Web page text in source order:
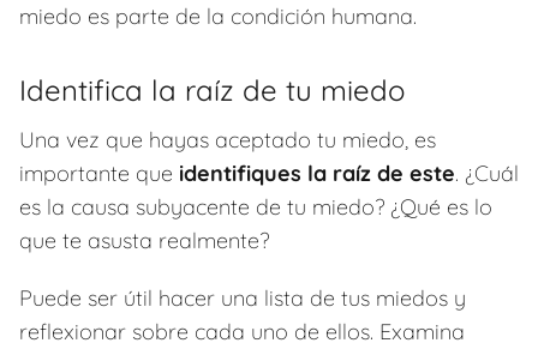
miedo es parte de la condición humana.
Identifica la raíz de tu miedo
Una vez que hayas aceptado tu miedo, es
importante que identifiques la raíz de este. ¿Cuál
es la causa subyacente de tu miedo? ¿Qué es lo
que te asusta realmente?
Puede ser útil hacer una lista de tus miedos y
reflexionar sobre cada uno de ellos. Examina